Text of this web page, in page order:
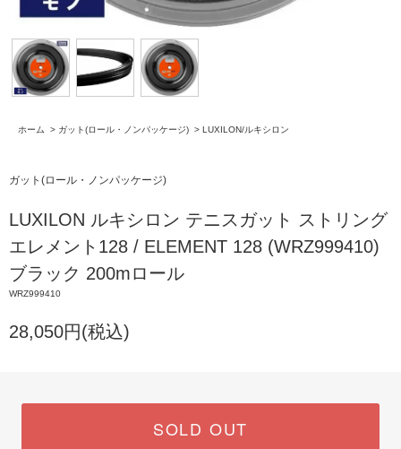
ホーム > ガット(ロール・ノンパッケージ) > LUXILON/ルキシロン
ガット(ロール・ノンパッケージ)
LUXILON ルキシロン テニスガット ストリング
エレメント128 / ELEMENT 128 (WRZ999410)
ブラック 200mロール
WRZ999410
28,050円(税込)
SOLD OUT